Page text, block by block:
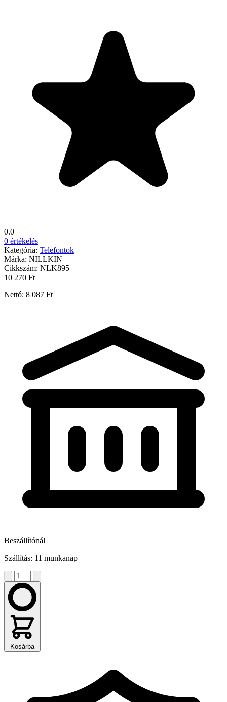
0.0
0 értékelés
Kategória: Telefontok
Márka: NILLKIN
Cikkszám: NLK895
10 270 Ft
Nettó: 8 087 Ft
Beszállítónál
Szállítás: 11 munkanap
Kosárba